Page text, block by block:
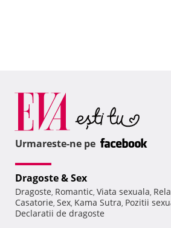
Urmareste-ne pe
Dragoste & Sex
Dragoste, Romantic, Viata sexuala,
Casatorie, Sex, Kama Sutra, Pozitii
Declaratii de dragoste